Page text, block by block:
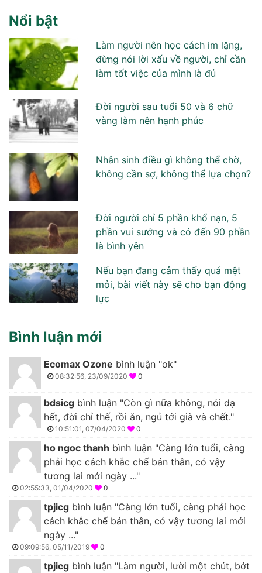
Nổi bật
Làm người nên học cách im lặng,
đừng nói lời xấu về người, chỉ cần
làm tốt việc của mình là đủ
Đời người sau tuổi 50 và 6 chữ
vàng làm nên hạnh phúc
Nhân sinh điều gì không thể chờ,
không cần sợ, không thể lựa chọn?
Đời người chỉ 5 phần khổ nạn, 5
phần vui sướng và có đến 90 phần
là bình yên
Nếu bạn đang cảm thấy quá mệt
mỏi, bài viết này sẽ cho bạn động
lực
Bình luận mới
Ecomax Ozone bình luận "ok"
08:32:56, 23/09/2020 0
bdsicg bình luận "Còn gì nữa không, nói dạ
hết, đời chỉ thế, rồi ăn, ngủ tới già và chết."
10:51:01, 07/04/2020 0
ho ngoc thanh bình luận "Càng lớn tuổi, càng
phải học cách khắc chế bản thân, có vậy
tương lai mới ngày ..."
02:55:33, 01/04/2020 0
tpjicg bình luận "Càng lớn tuổi, càng phải học
cách khắc chế bản thân, có vậy tương lai mới
ngày ..."
09:09:56, 05/11/2019 0
tpjicg bình luận "Làm người, lười một chút, bớt